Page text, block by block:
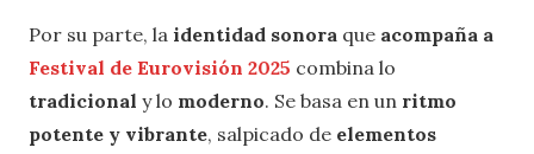
Por su parte, la identidad sonora que acompaña a
Festival de Eurovisión 2025 combina lo
tradicional y lo moderno. Se basa en un ritmo
potente y vibrante, salpicado de elementos